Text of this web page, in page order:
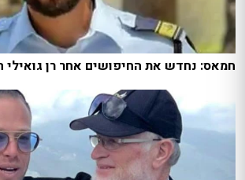
חמאס: נחדש את החיפושים אחר רן גואילי